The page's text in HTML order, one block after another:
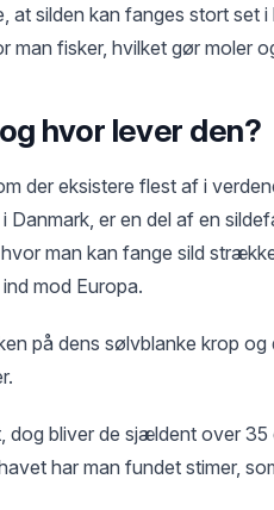
at silden kan fanges stort set
man fisker, hvilket gør moler
hvor lever den?
der eksistere flest af i
Danmark, er en del af en
man kan fange sild
mod Europa.
på dens sølvblanke krop
dog bliver de sjældent over
har man fundet stimer,